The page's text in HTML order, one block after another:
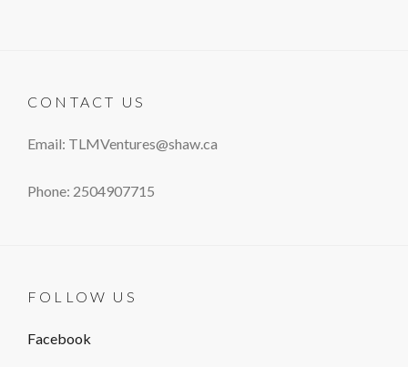
CONTACT US
Email: TLMVentures@shaw.ca
Phone: 2504907715
FOLLOW US
Facebook